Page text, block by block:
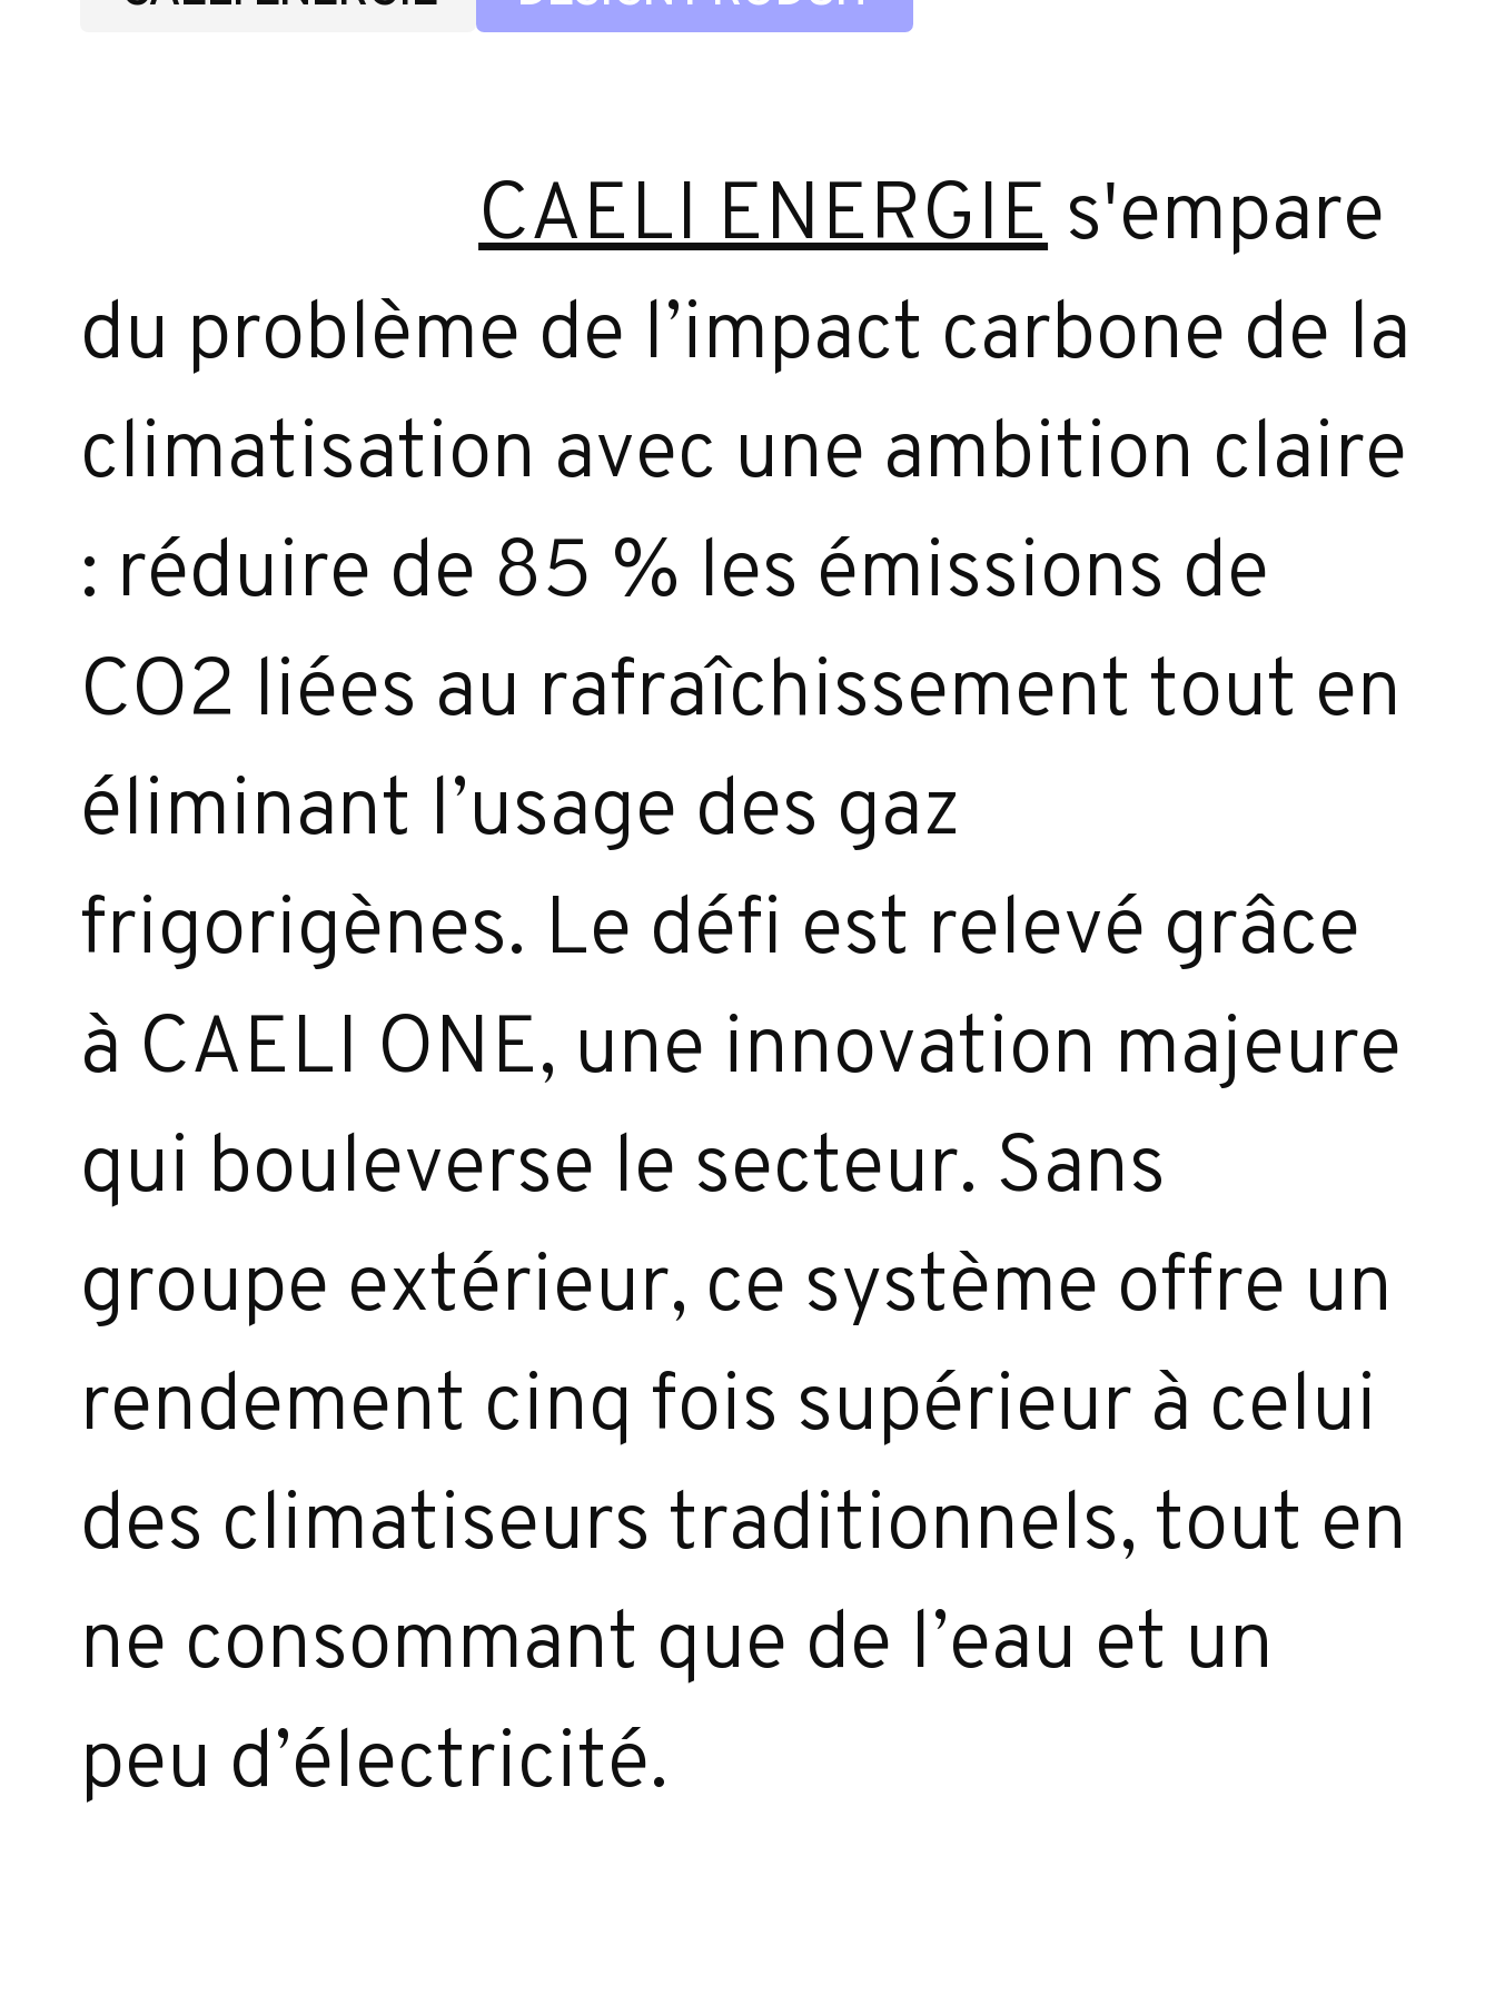
CAELI ENERGIE s'empare
du problème de l’impact carbone de la
climatisation avec une ambition claire
: réduire de 85 % les émissions de
CO2 liées au rafraîchissement tout en
éliminant l’usage des gaz
frigorigènes. Le défi est relevé grâce
à CAELI ONE, une innovation majeure
qui bouleverse le secteur. Sans
groupe extérieur, ce système offre un
rendement cinq fois supérieur à celui
des climatiseurs traditionnels, tout en
ne consommant que de l’eau et un
peu d’électricité.